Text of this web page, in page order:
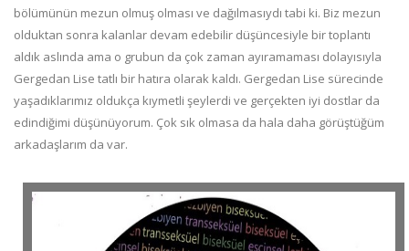
bölümünün mezun olmuş olması ve dağılmasıydı tabi ki. Biz mezun
olduktan sonra kalanlar devam edebilir düşüncesiyle bir toplantı
aldık aslında ama o grubun da çok zaman ayıramaması dolayısıyla
Gergedan Lise tatlı bir hatıra olarak kaldı. Gergedan Lise sürecinde
yaşadıklarımız oldukça kıymetli şeylerdi ve gerçekten iyi dostlar da
edindiğimi düşünüyorum. Çok sık olmasa da hala daha görüştüğüm
arkadaşlarım da var.